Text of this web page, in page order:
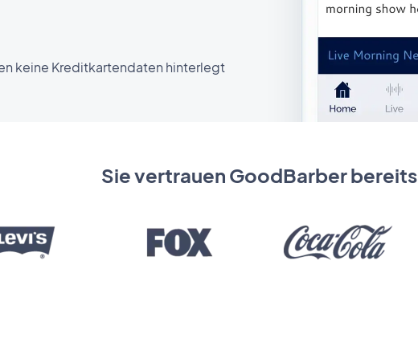
keine Kreditkartendaten hinterlegt
Sie vertrauen GoodBarber bereits